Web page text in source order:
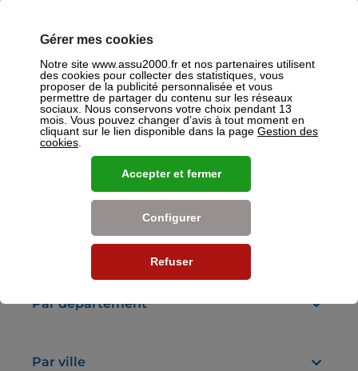
4,8 138 avis
FerméOuvre demain à 09:30
15 rue Gambetta 01000 Bourg En Bresse
Plus d'info
Voir plus
Nos établissements
Par région
Par département
Par ville
Gérer mes cookies
Notre site www.assu2000.fr et nos partenaires utilisent
des cookies pour collecter des statistiques, vous
proposer de la publicité personnalisée et vous
permettre de partager du contenu sur les réseaux
sociaux. Nous conservons votre choix pendant 13
mois. Vous pouvez changer d’avis à tout moment en
cliquant sur le lien disponible dans la page Gestion des
cookies
Refuser
Configurer
Accepter et fermer